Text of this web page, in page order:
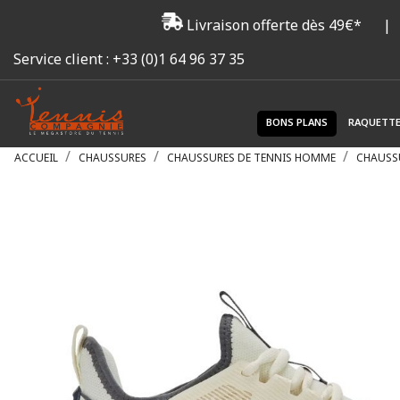
Livraison offerte dès 49€*
|
Service client : +33 (0)1 64 96 37 35
BONS PLANS
ACCUEIL CHAUSSURES CHAUSSURES DE TENNIS HOMME